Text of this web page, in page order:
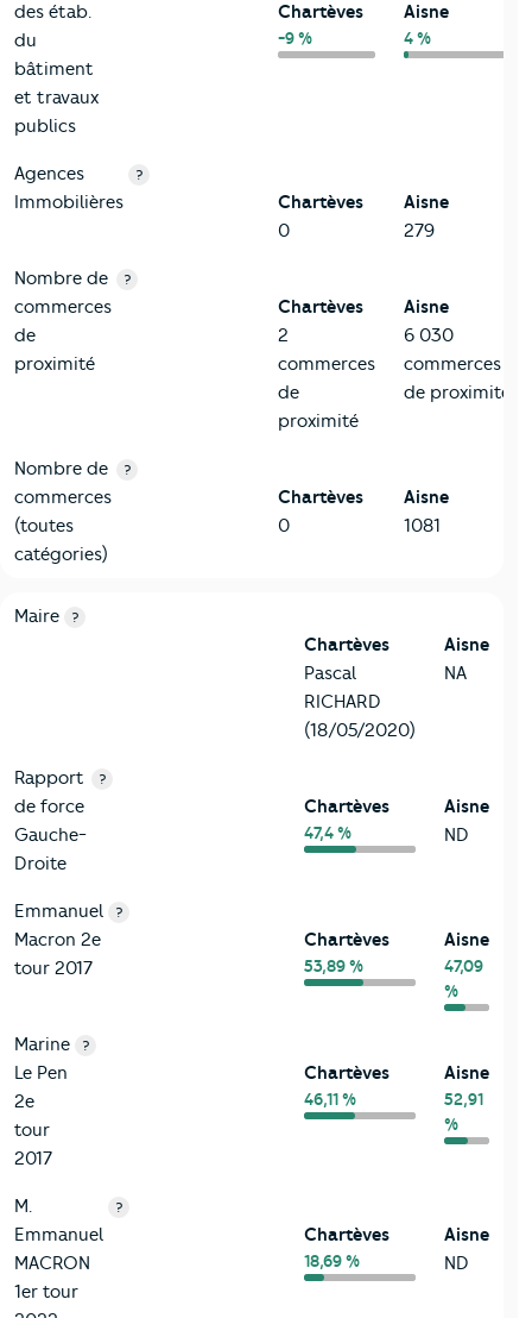
des étab.
du
bâtiment
et travaux
publics
Chartèves
-9 %
Aisne
4 %
Agences
Immobilières
?
Chartèves
0
Aisne
279
Nombre de
commerces
de
proximité
?
Chartèves
2
commerces
de
proximité
Aisne
6 030
commerces
de proximité
Nombre de
commerces
(toutes
catégories)
?
Chartèves
0
Aisne
1081
6-Politique
Critères
Maire ?
Chartèves
Pascal
RICHARD
(18/05/2020)
Aisne
NA
Rapport
de force
Gauche-
Droite
?
Chartèves
47,4 %
Aisne
ND
Emmanuel
Macron 2e
tour 2017
?
Chartèves
53,89 %
Aisne
47,09
%
Marine
Le Pen
2e
tour
2017
?
Chartèves
46,11 %
Aisne
52,91
%
M.
Emmanuel
MACRON
1er tour
?
Chartèves
18,69 %
Aisne
ND